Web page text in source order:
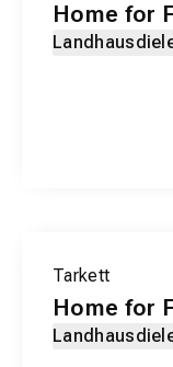
Home for
EXKLUSIV-
Tarkett
Home for